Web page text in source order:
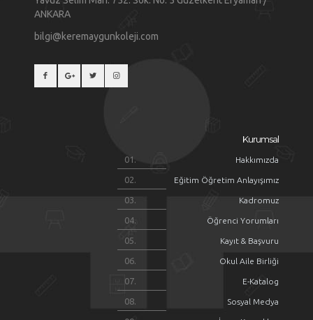
ANKARA
bilgi@keremaygunkoleji.com
Kurumsal
Hakkımızda
Eğitim Öğretim Anlayışımız
Kadromuz
Öğrenci Yorumları
Kayıt & Başvuru
Okul Aile Birliği
E-Katalog
Sosyal Medya